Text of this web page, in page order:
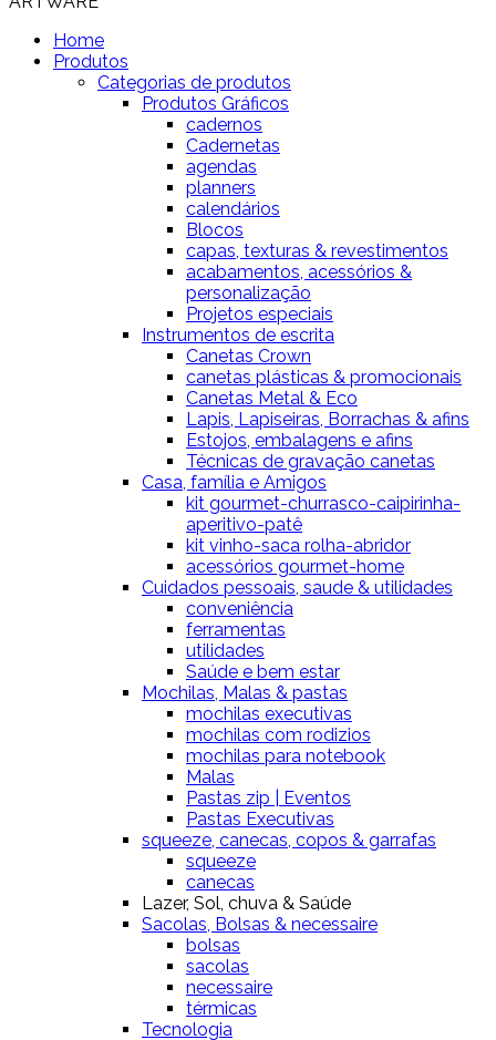
Home
Produtos
Categorias de produtos
Produtos Gráficos
cadernos
Cadernetas
agendas
planners
calendários
Blocos
capas, texturas & revestimentos
acabamentos, acessórios &
personalização
Projetos especiais
Instrumentos de escrita
Canetas Crown
canetas plásticas & promocionais
Canetas Metal & Eco
Lapis, Lapiseiras, Borrachas & afins
Estojos, embalagens e afins
Técnicas de gravação canetas
Casa, família e Amigos
kit gourmet-churrasco-caipirinha-
aperitivo-patê
kit vinho-saca rolha-abridor
acessórios gourmet-home
Cuidados pessoais, saude & utilidades
conveniência
ferramentas
utilidades
Saúde e bem estar
Mochilas, Malas & pastas
mochilas executivas
mochilas com rodizios
mochilas para notebook
Malas
Pastas zip | Eventos
Pastas Executivas
squeeze, canecas, copos & garrafas
squeeze
canecas
Lazer, Sol, chuva & Saúde
Sacolas, Bolsas & necessaire
bolsas
sacolas
necessaire
térmicas
Tecnologia